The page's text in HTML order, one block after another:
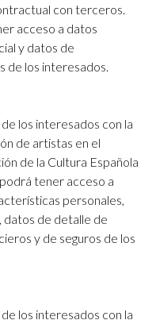
con terceros.
acceso a datos
y datos de
de los interesados.
los interesados con la
de artistas en el
de la Cultura Española
tener acceso a
personales,
datos de detalle de
y de seguros de los
los interesados con la